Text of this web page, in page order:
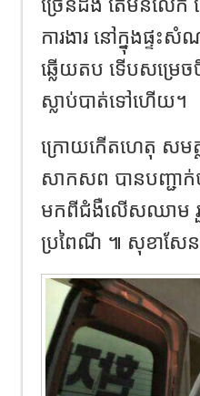
ការងារ នៅក្នុងផ្ទះ
ឆ្លើយតប ទើបសម្រេច
ស្លាប់បាត់ទៅហើយ។
ក្រោយកើតហេតុ សមត្ថ
សាកសព បានបញ្ជាក់
មកពីជំងឺលើសឈាម រួ
ប្រពៃណី ៕ សុខាសែ